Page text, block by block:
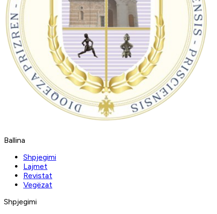
Ballina
Shpjegimi
Lajmet
Revistat
Vegëzat
Shpjegimi